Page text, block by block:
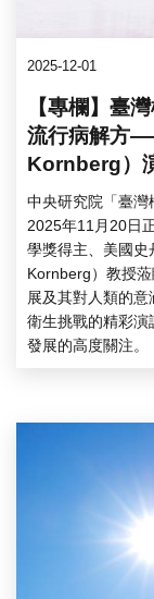
2025-12-01
【專欄】臺
流行病解方
Kornberg）
中央研究院「臺灣
2025年11月20日
學獎得主、美國史
Kornberg）教授
展及其對人類的
衛生挑戰的精彩演
發展的高度關注。